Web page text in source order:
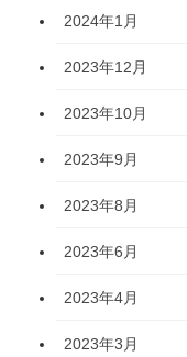
2024年1月
2023年12月
2023年10月
2023年9月
2023年8月
2023年6月
2023年4月
2023年3月